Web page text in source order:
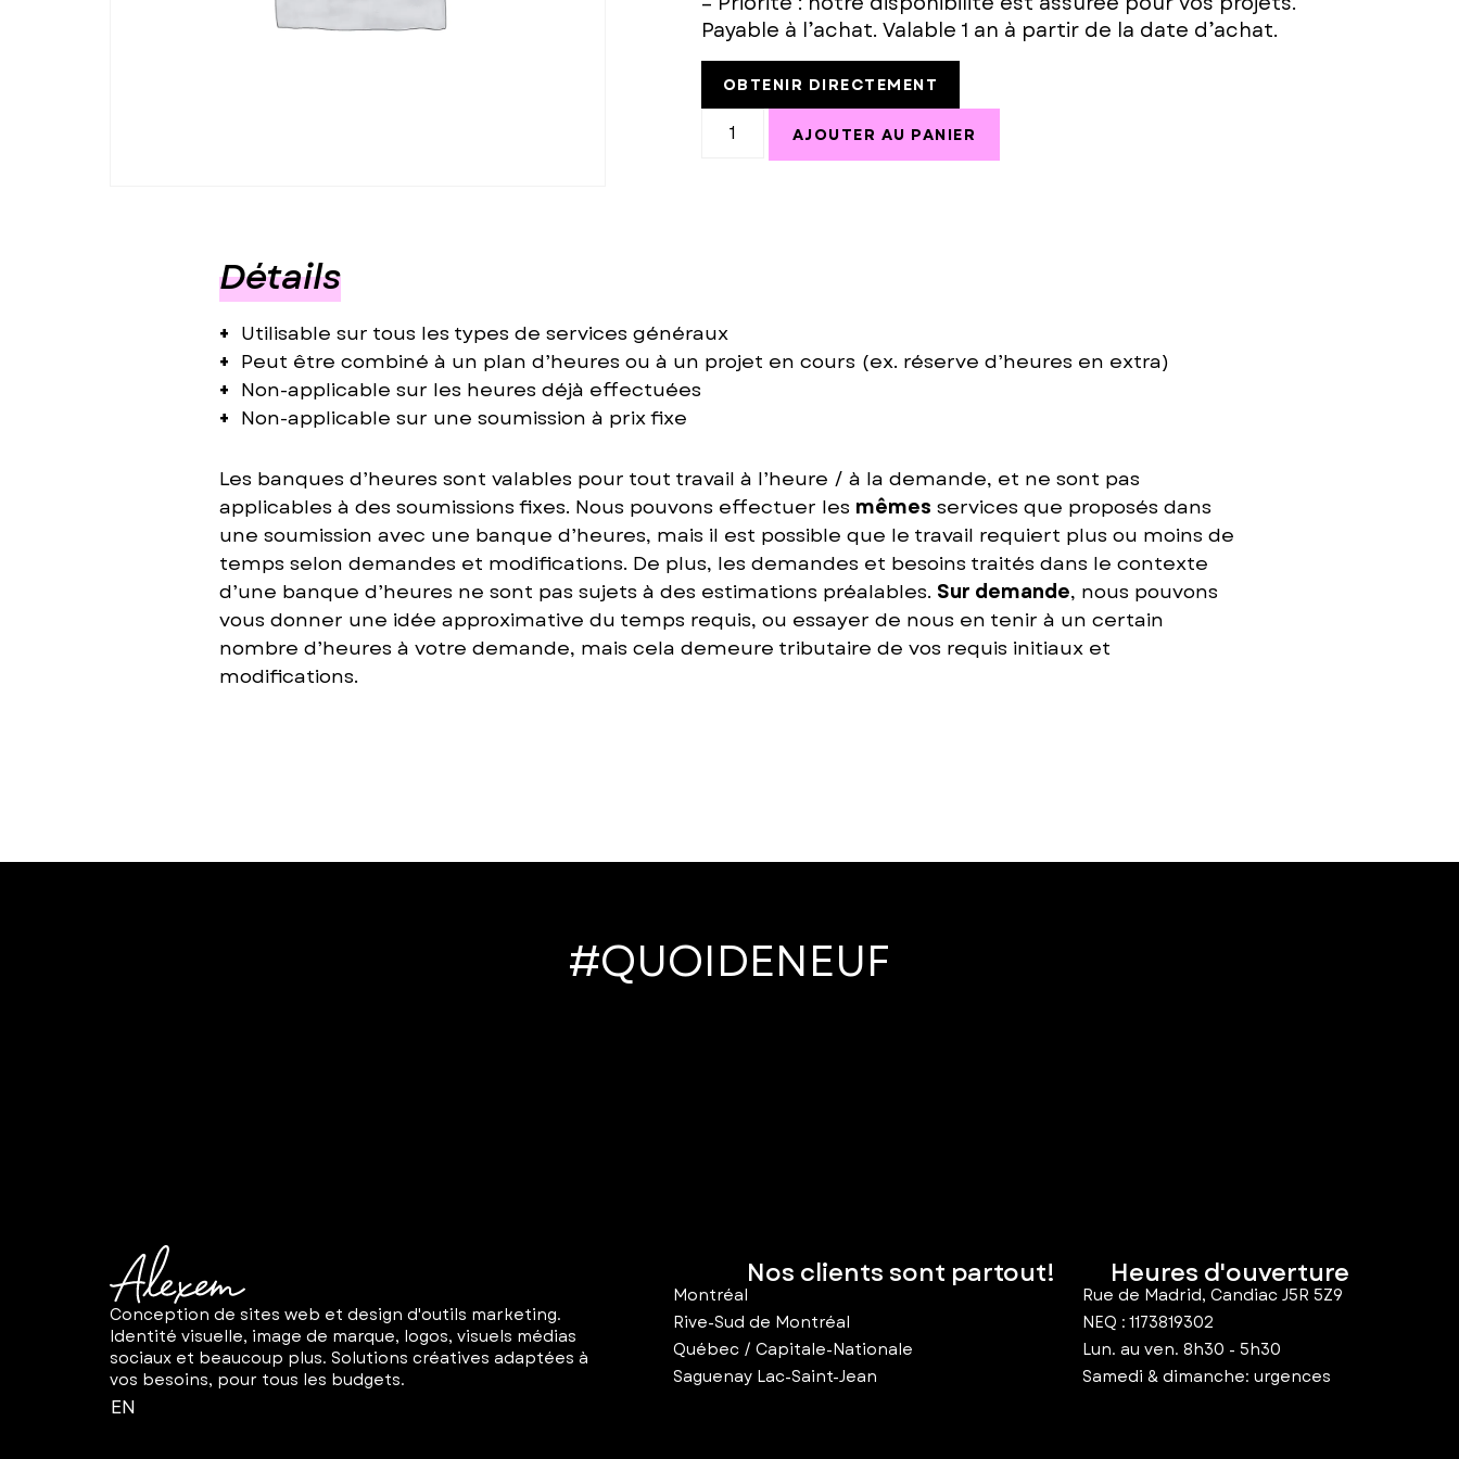
Payable à l’achat. Valable 1 an à partir de la date d’achat.
OBTENIR DIRECTEMENT
AJOUTER AU PANIER
Détails
Utilisable sur tous les types de services généraux
Peut être combiné à un plan d’heures ou à un projet en cours (ex. réserve d’heures en extra)
Non-applicable sur les heures déjà effectuées
Non-applicable sur une soumission à prix fixe
Les banques d’heures sont valables pour tout travail à l’heure / à la demande, et ne sont pas
applicables à des soumissions fixes. Nous pouvons effectuer les mêmes services que proposés dans
une soumission avec une banque d’heures, mais il est possible que le travail requiert plus ou moins de
temps selon demandes et modifications. De plus, les demandes et besoins traités dans le contexte
d’une banque d’heures ne sont pas sujets à des estimations préalables. Sur demande, nous pouvons
vous donner une idée approximative du temps requis, ou essayer de nous en tenir à un certain
nombre d’heures à votre demande, mais cela demeure tributaire de vos requis initiaux et
modifications.
#QUOIDENEUF
Conception de sites web et design d'outils marketing.
Identité visuelle, image de marque, logos, visuels médias
sociaux et beaucoup plus. Solutions créatives adaptées à
vos besoins, pour tous les budgets.
EN
Nos clients sont partout!
Montréal
Rive-Sud de Montréal
Québec / Capitale-Nationale
Saguenay Lac-Saint-Jean
Heures d'ouverture
Rue de Madrid, Candiac J5R 5Z9
NEQ : 1173819302
Lun. au ven. 8h30 - 5h30
Samedi & dimanche: urgences